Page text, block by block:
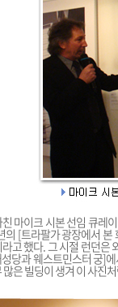
마이크 시본 선임 큐레
의 [트라팔가 광장에서
고 했다. 그 시절 런던은
당과 웨스트민스터 궁]
많은 빌딩이 생겨 이 사진